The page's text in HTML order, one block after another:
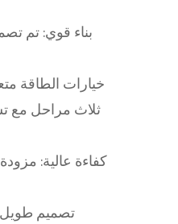
بناء قوي: تم